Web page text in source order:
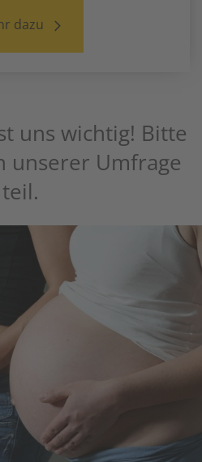
dazu
uns wichtig! Bitte
unserer Umfrage
teil.